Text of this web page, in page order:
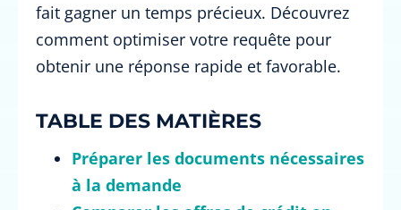
fait gagner un temps précieux. Découvrez
comment optimiser votre requête pour
obtenir une réponse rapide et favorable.
TABLE DES MATIÈRES
Préparer les documents nécessaires
à la demande